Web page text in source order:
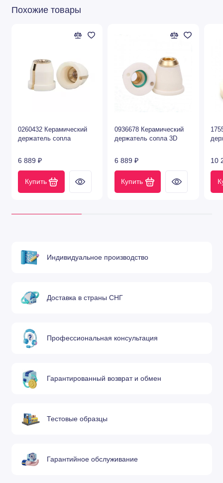
Похожие товары
0260432 Керамический
держатель сопла
6 889 ₽
Купить
0936678 Керамический
держатель сопла 3D
6 889 ₽
Купить
10
Индивидуальное производство
Доставка в страны СНГ
Профессиональная консультация
Гарантированный возврат и обмен
Тестовые образцы
Гарантийное обслуживание